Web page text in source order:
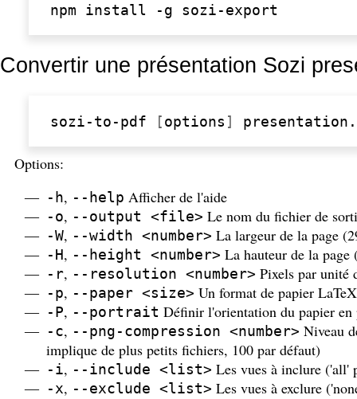
npm install -g
Convertir une présentation Sozi
sozi-to-pdf [options ]
Options:
-h, --help Afficher de l'aide
-o, --output <file> Le nom du fichier de
-W, --width <number> La largeur de la page
-H, --height <number> La hauteur de la page
-r, --resolution <number> Pixels par unité
-p, --paper <size> Un format de papier
-P, --portrait Définir l'orientation du papier
-c, --png-compression <number> Niveau
implique de plus petits fichiers, 100 par défaut)
-i, --include <list> Les vues à inclure ('all'
-x, --exclude <list> Les vues à exclure